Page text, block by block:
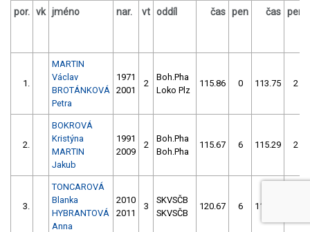
por. vk jméno nar. vt oddíl čas pen čas pen
1.
MARTIN
Václav
BROTÁNKOVÁ
Petra
1971
2001
2
Boh.Pha
Loko Plz
115.86 0 113.75 2
2.
BOKROVÁ
Kristýna
MARTIN
Jakub
1991
2009
2
Boh.Pha
Boh.Pha
115.67 6 115.29 2
3.
TONCAROVÁ
Blanka
HYBRANTOVÁ
Anna
2010
2011
3
SKVSČB
SKVSČB
120.67 6 117.87